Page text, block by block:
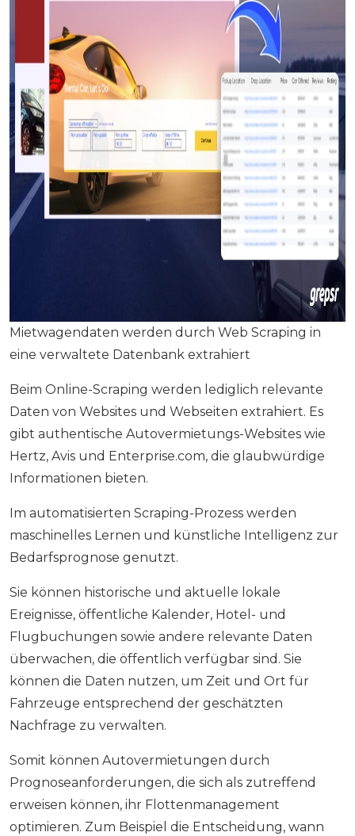
Mietwagendaten werden durch Web Scraping in
eine verwaltete Datenbank extrahiert
Beim Online-Scraping werden lediglich relevante
Daten von Websites und Webseiten extrahiert. Es
gibt authentische Autovermietungs-Websites wie
Hertz, Avis und Enterprise.com, die glaubwürdige
Informationen bieten.
Im automatisierten Scraping-Prozess werden
maschinelles Lernen und künstliche Intelligenz zur
Bedarfsprognose genutzt.
Sie können historische und aktuelle lokale
Ereignisse, öffentliche Kalender, Hotel- und
Flugbuchungen sowie andere relevante Daten
überwachen, die öffentlich verfügbar sind. Sie
können die Daten nutzen, um Zeit und Ort für
Fahrzeuge entsprechend der geschätzten
Nachfrage zu verwalten.
Somit können Autovermietungen durch
Prognoseanforderungen, die sich als zutreffend
erweisen können, ihr Flottenmanagement
optimieren. Zum Beispiel die Entscheidung, wann